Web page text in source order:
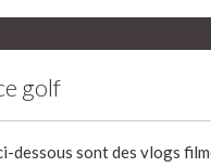
golf
dessous sont des vlogs